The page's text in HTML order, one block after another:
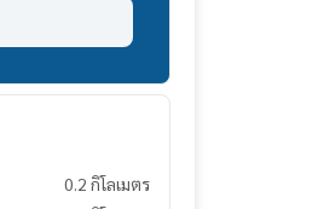
0.2 กิโลเมตร